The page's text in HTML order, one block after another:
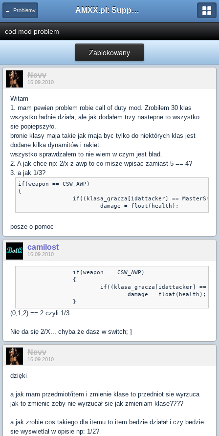
← Problemy AMXX.pl: Support AMX Mod X i SourceMod
cod mod problem
Zablokowany
Nevv
16.09.2010
Witam
1. mam pewien problem robie call of duty mod. Zrobiłem 30 klas
wszystko ładnie działa, ale jak dodałem trzy nastepne to wszystko
sie popiepszyło.
bronie klasy maja takie jak maja byc tylko do niektórych klas jest
dodane kilka dynamitów i rakiet.
wszystko sprawdzałem to nie wiem w czym jest bład.
2. A jak chce np: 2/x z awp to co misze wpisac zamiast 5 == 4?
3. a jak 1/3?
if(weapon == CSW_AWP)
{
			damage = float(health);
posze o pomoc
camilost
16.09.2010
                if(weapon == CSW_AWP)
                {
if((klasa_gracza[idattacker] ==
                                damage = float(health);
                }
(0,1,2) == 2 czyli 1/3
Nie da się 2/X... chyba że dasz w switch; ]
Nevv
16.09.2010
dzięki
a jak mam przedmiot/item i zmienie klase to przedniot sie wyrzuca
jak to zmienic zeby nie wyrzucał sie jak zmieniam klase????
a jak zrobie cos takiego dla itemu to item bedzie działał i czy bedzie
sie wyswietlał w opisie np: 1/2?